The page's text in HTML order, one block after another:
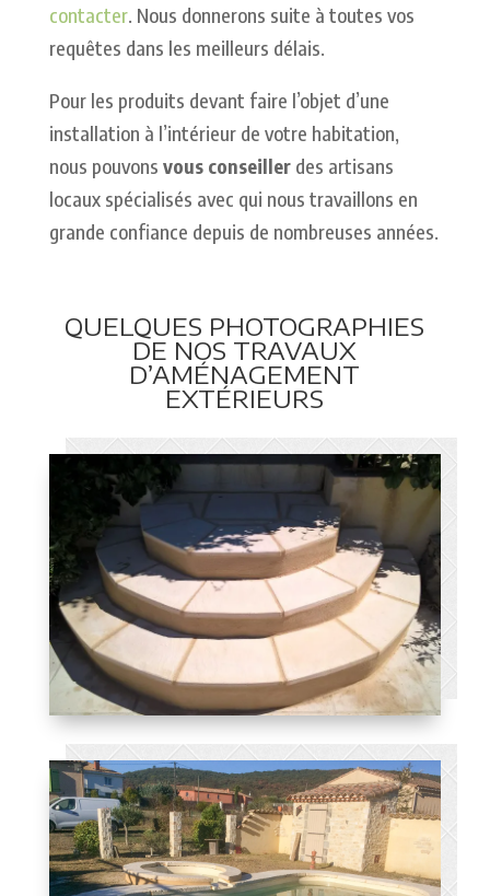
contacter. Nous donnerons suite à toutes vos
requêtes dans les meilleurs délais.
Pour les produits devant faire l’objet d’une
installation à l’intérieur de votre habitation,
nous pouvons vous conseillerdes artisans
locaux spécialisés avec qui nous travaillons en
grande confiance depuis de nombreuses années.
QUELQUES PHOTOGRAPHIES
DE NOS TRAVAUX
D’AMÉNAGEMENT
EXTÉRIEURS